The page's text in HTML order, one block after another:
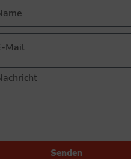
Senden